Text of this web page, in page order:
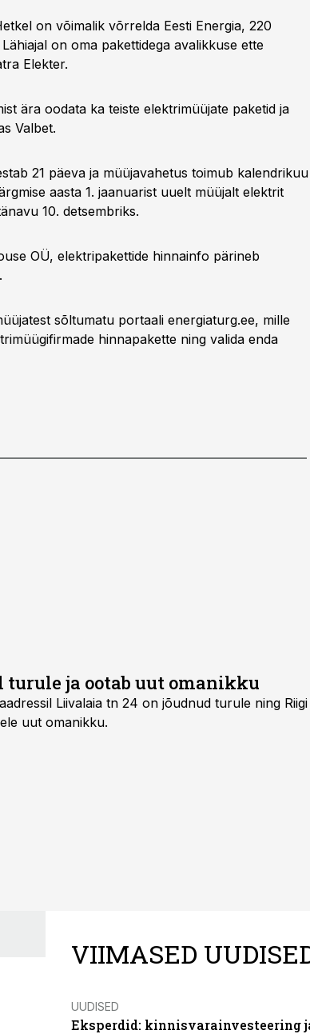
on võimalik võrrelda Eesti Energia, 220
on oma pakettidega avalikkuse ette
Elekter.
ära oodata ka teiste elektrimüüjate paketid ja
Valbet.
21 päeva ja müüjavahetus toimub kalendrikuu
aasta 1. jaanuarist uuelt müüjalt elektrit
10. detsembriks.
OÜ, elektripakettide hinnainfo pärineb
sõltumatu portaali energiaturg.ee, mille
hinnapakette ning valida enda
ja ootab uut omanikku
Liivalaia tn 24 on jõudnud turule ning Riigi
uut omanikku.
VIIMASED
UUDISED
Eksperdid: kinnisvarainvesteering